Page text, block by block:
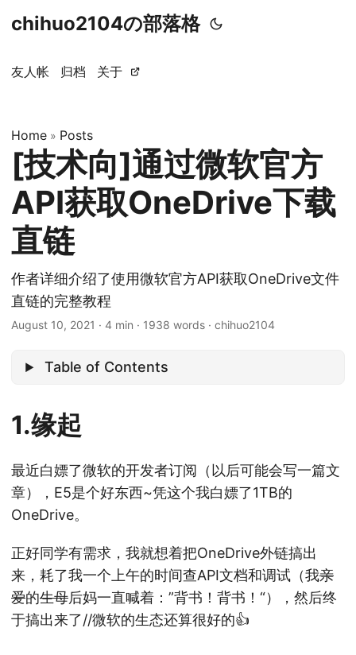
chihuo2104の部落格
友人帐 归档 关于
Home » Posts
[技术向]通过微软官方
API获取OneDrive下载
直链
作者详细介绍了使用微软官方API获取OneDrive文件
直链的完整教程
August 10, 2021 · 4 min · 1938 words · chihuo2104
Table of Contents
1.缘起
最近白嫖了微软的开发者订阅（以后可能会写一篇文
章），E5是个好东西~凭这个我白嫖了1TB的
OneDrive。
正好同学有需求，我就想着把OneDrive外链搞出
来，耗了我一个上午的时间查API文档和调试（我亲
爱的生母后妈一直喊着：”背书！背书！“），然后终
于搞出来了//微软的生态还算很好的👍